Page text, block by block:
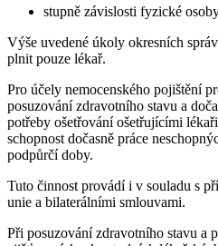
stupně závislosti fyzické
Výše uvedené úkoly okresních
plnit pouze lékař.
Pro účely nemocenského pojištění
posuzování zdravotního stavu a
potřeby ošetřování ošetřujícími
schopnost dočasně práce
podpůrčí doby.
Tuto činnost provádí i v souladu s
unie a bilaterálními smlouvami.
Při posuzování zdravotního stavu a